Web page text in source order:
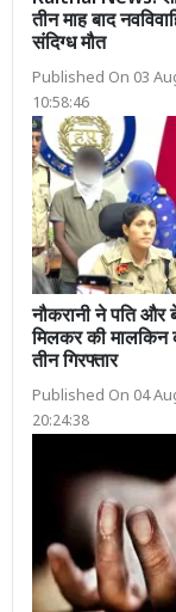
तीन माह बाद
संदिग्ध मौत
Published On 03
10:58:46
नौकरानी ने पति और
मिलकर की मालकिन
तीन गिरफ्तार
Published On 04
20:24:38